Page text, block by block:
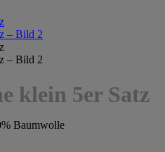
klein 5er Satz
Baumwolle